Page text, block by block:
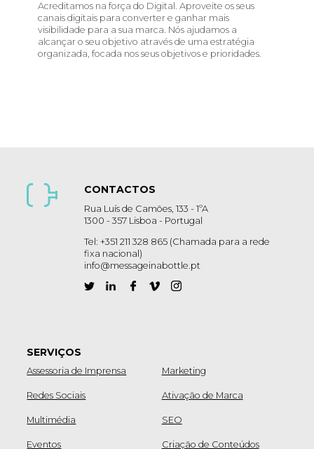
Acreditamos na força do Digital. Aproveite os seus
canais digitais para converter e ganhar mais
visibilidade para a sua marca. Nós ajudamos a
alcançar o seu objetivo através de uma estratégia
organizada, focada nos seus objetivos e prioridades.
CONTACTOS
Rua Luís de Camões, 133 - 1ºA
1300 - 357 Lisboa - Portugal
Tel: +351 211 328 865 (Chamada para a rede
fixa nacional)
info@messageinabottle.pt
SERVIÇOS
Assessoria de Imprensa
Redes Sociais
Multimédia
Eventos
Marketing
Ativação de Marca
SEO
Criação de Conteúdos